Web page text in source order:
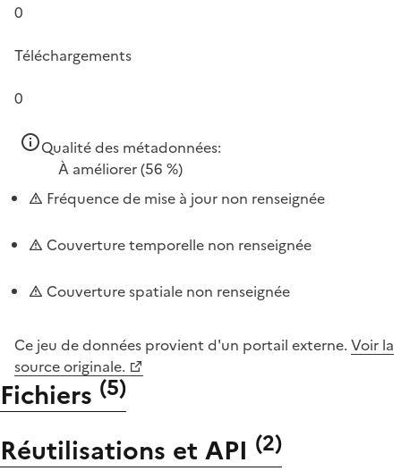
0
Téléchargements
0
Qualité des métadonnées:
À améliorer(56 %)
Fréquence de mise à jour non renseignée
Couverture temporelle non renseignée
Couverture spatiale non renseignée
Ce jeu de données provient d'un portail externe. Voir la
source originale.
Fichiers (5)
Réutilisations et API (2)